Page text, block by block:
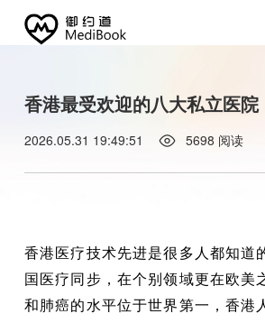
香港最受欢迎的八大私立医院
2026.05.31 19:49:51 5698 阅读
香港医疗技术先进是很多人都知道
国医疗同步，在个别领域更在欧美
和肺癌的水平位于世界第一，香港